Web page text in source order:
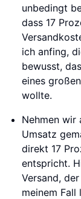
unbedingt
dass 17
ich anfing,
bewusst,
eines
wollte.
Nehmen wir
Umsatz
direkt 17
entspricht.
Versand,
meinem